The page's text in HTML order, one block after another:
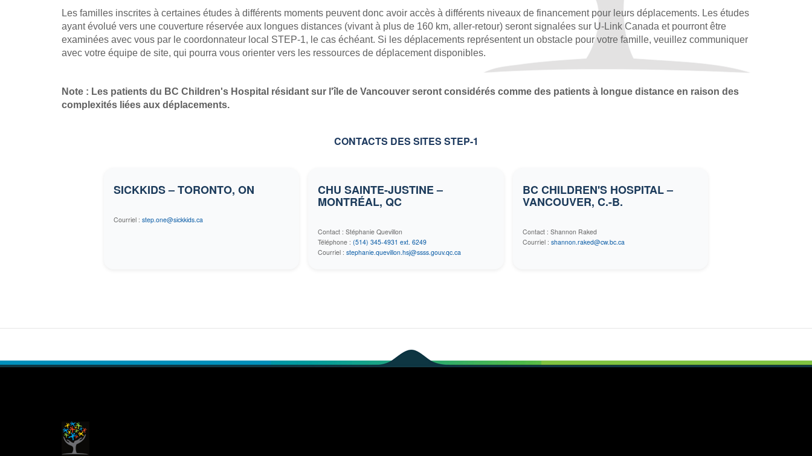
CLIC-02
OPTIMISE ARM A
ACNS1821 (Patients à longue distance seulement*)
APAL2020K
MIRV
Les familles inscrites à certaines études à différents moments peuvent donc avoir accès à différents niveaux de financement pour leurs déplacements. Les études
ayant évolué vers une couverture réservée aux longues distances (vivant à plus de 160 km, aller-retour) seront signalées sur U-Link Canada et pourront être
examinées avec vous par le coordonnateur local STEP-1, le cas échéant. Si les déplacements représentent un obstacle pour votre famille, veuillez communiquer
avec votre équipe de site, qui pourra vous orienter vers les ressources de déplacement disponibles.
Note : Les patients du BC Children's Hospital résidant sur l'île de Vancouver seront considérés comme des patients à longue distance en raison des
complexités liées aux déplacements.
CONTACTS DES SITES STEP-1
SICKKIDS – TORONTO, ON
Courriel : step.one@sickkids.ca
CHU SAINTE-JUSTINE –
MONTRÉAL, QC
Contact : Stéphanie Quevillon
Téléphone :(514) 345-4931 ext. 6249
Courriel :stephanie.quevillon.hsj@ssss.gouv.qc.ca
BC CHILDREN'S HOSPITAL –
VANCOUVER, C.-B.
Contact : Shannon Raked
Courriel : shannon.raked@cw.bc.ca